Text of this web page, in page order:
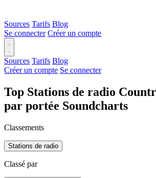
Sources Tarifs Blog
Se connecter Créer un compte
Sources Tarifs Blog
Créer un compte Se connecter
Top Stations de radio
par portée Soundcharts
Classements
Stations de radio
Classé par